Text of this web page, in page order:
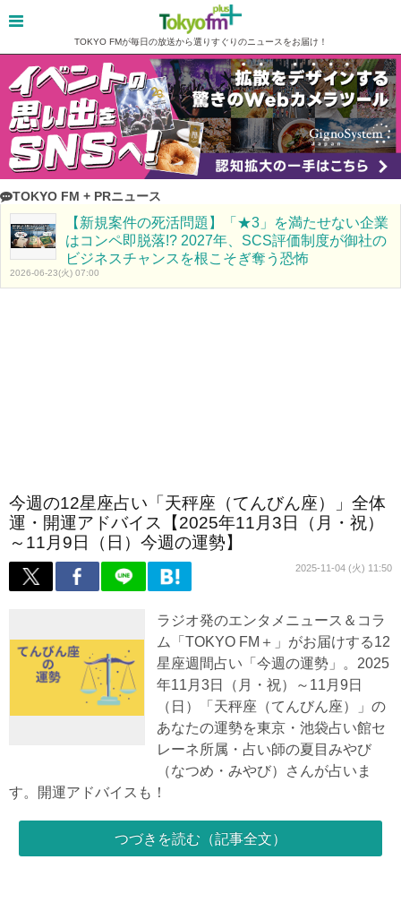
TOKYO FMが毎日の放送から選りすぐりのニュースをお届け！
TOKYO FM + PRニュース
【新規案件の死活問題】「★3」を満たせない企業
はコンペ即脱落!? 2027年、SCS評価制度が御社の
ビジネスチャンスを根こそぎ奪う恐怖
2026-06-23(火) 07:00
今週の12星座占い「天秤座（てんびん座）」全体
運・開運アドバイス【2025年11月3日（月・祝）
～11月9日（日）今週の運勢】
2025-11-04 (火) 11:50
ラジオ発のエンタメニュース＆コラ
ム「TOKYO FM＋」がお届けする12
星座週間占い「今週の運勢」。2025
年11月3日（月・祝）～11月9日
（日）「天秤座（てんびん座）」の
あなたの運勢を東京・池袋占い館セ
レーネ所属・占い師の夏目みやび
（なつめ・みやび）さんが占いま
す。開運アドバイスも！
つづきを読む（記事全文）